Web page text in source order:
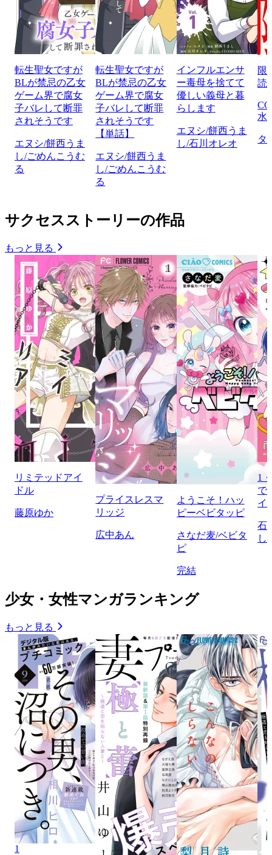
転生聖女ですが
BLが禁忌の乙女
ゲーム界で腐女
子バレして断罪
されそうです
エヌシ/餅西うま
し/ごめんこうむ
る
転生聖女ですが
BLが禁忌の乙女
ゲーム界で腐女
子バレして断罪
されそうです
【単話】
エヌシ/餅西うま
し/ごめんこうむ
る
インフルエンサ
ー毒母を捨てて
優しい義母と暮
らします
エヌシ/餅西うま
し/石川オレオ
限
読
水
タ
サクセスストーリーの作品
もっと見る
リミテッドアイ
ドル
藤原ゆか
プライスレスマ
リッジ
広中あん
ようこそ！ハッ
ピーベビタッピ
さなだ麦/ベビタ
ピ
完結
1
で
イ
石
し
少女・女性マンガランキング
もっと見る
1